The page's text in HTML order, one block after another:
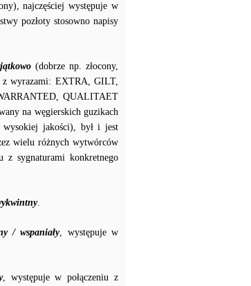
najczęściej występuje w
pozłoty stosowno napisy
(dobrze np. złocony,
z wyrazami: EXTRA, GILT,
QUALITAET
na węgierskich guzikach
jakości), był i jest
wielu różnych wytwórców
z sygnaturami konkretnego
.
/ wspaniały, występuje w
, występuje w połączeniu z